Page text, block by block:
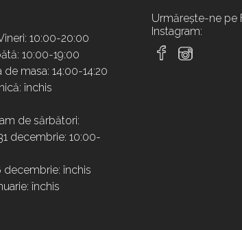
10:00-20:00
10:00-19:00
de masa: 14:00-14:20
închis
de sărbători:
decembrie: 10:00-
decembrie: închis
închis
Urmărește-ne pe
Instagram: